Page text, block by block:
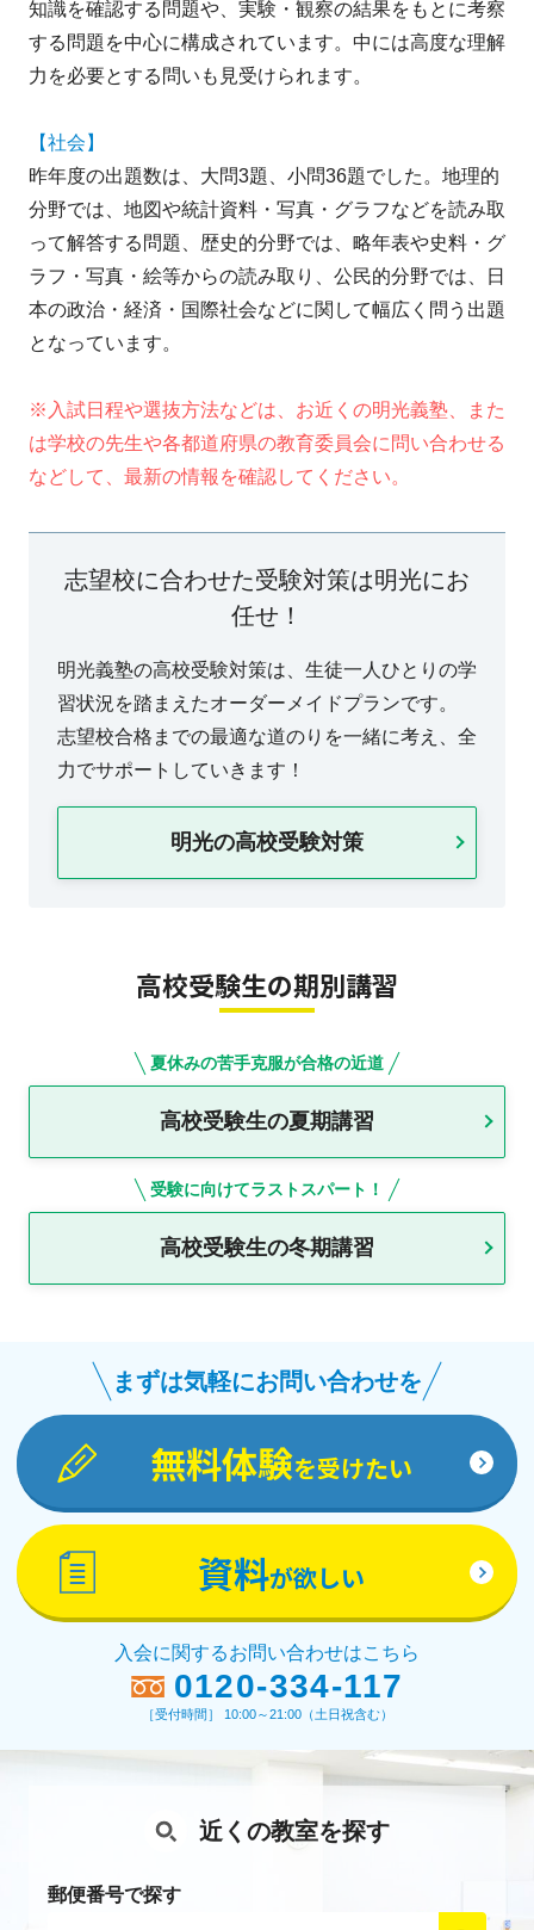
知識を確認する問題や、実験・観察の結果をもとに考察
する問題を中心に構成されています。中には高度な理解
力を必要とする問いも見受けられます。
【社会】
昨年度の出題数は、大問3題、小問36題でした。地理的
分野では、地図や統計資料・写真・グラフなどを読み取
って解答する問題、歴史的分野では、略年表や史料・グ
ラフ・写真・絵等からの読み取り、公民的分野では、日
本の政治・経済・国際社会などに関して幅広く問う出題
となっています。
※入試日程や選抜方法などは、お近くの明光義塾、また
は学校の先生や各都道府県の教育委員会に問い合わせる
などして、最新の情報を確認してください。
志望校に合わせた受験対策は明光にお
任せ！
明光義塾の高校受験対策は、生徒一人ひとりの学
習状況を踏まえたオーダーメイドプランです。
志望校合格までの最適な道のりを一緒に考え、全
力でサポートしていきます！
明光の高校受験対策
高校受験生の期別講習
夏休みの苦手克服が合格の近道
高校受験生の夏期講習
受験に向けてラストスパート！
高校受験生の冬期講習
まずは気軽にお問い合わせを
無料体験を受けたい
資料が欲しい
入会に関するお問い合わせはこちら
0120-334-117
［受付時間］ 10:00～21:00（土日祝含む）
近くの教室を探す
郵便番号で探す